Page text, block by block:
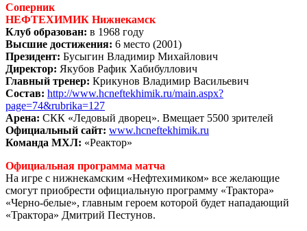
Соперник
НЕФТЕХИМИК Нижнекамск
Клуб образован: в 1968 году
Высшие достижения: 6 место (2001)
Президент: Бусыгин Владимир Михайлович
Директор: Якубов Рафик Хабибуллович
Главный тренер: Крикунов Владимир Васильевич
Состав: http://www.hcneftekhimik.ru/main.aspx?
page=74&rubrika=127
Арена: СКК «Ледовый дворец». Вмещает 5500 зрителей
Официальный сайт: www.hcneftekhimik.ru
Команда МХЛ: «Реактор»
Официальная программа матча
На игре с нижнекамским «Нефтехимиком» все желающие
смогут приобрести официальную программу «Трактора»
«Черно-белые», главным героем которой будет нападающий
«Трактора» Дмитрий Пестунов.